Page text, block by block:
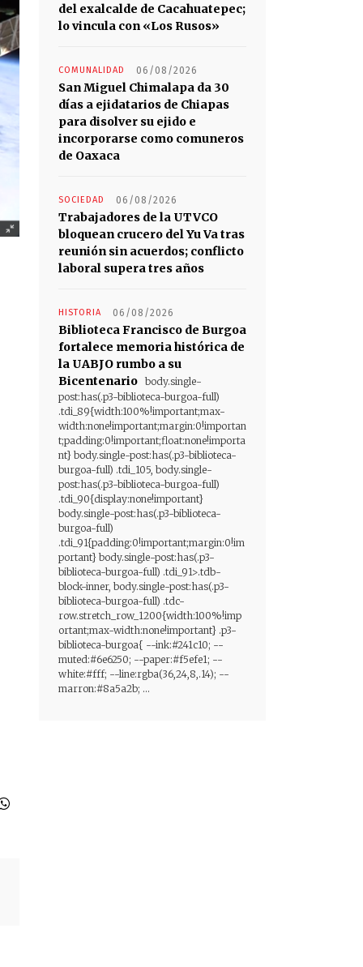
del exalcalde de Cacahuatepec;
lo vincula con «Los Rusos»
COMUNALIDAD 06/08/2026
San Miguel Chimalapa da 30
días a ejidatarios de Chiapas
para disolver su ejido e
incorporarse como comuneros
de Oaxaca
SOCIEDAD 06/08/2026
Trabajadores de la UTVCO
bloquean crucero del Yu Va tras
reunión sin acuerdos; conflicto
laboral supera tres años
HISTORIA 06/08/2026
Biblioteca Francisco de Burgoa
fortalece memoria histórica de
la UABJO rumbo a su
Bicentenario body.single-
post:has(.p3-biblioteca-burgoa-full)
.tdi_89{width:100%!important;max-
width:none!important;margin:0!importan
t;padding:0!important;float:none!importa
nt} body.single-post:has(.p3-biblioteca-
burgoa-full) .tdi_105, body.single-
post:has(.p3-biblioteca-burgoa-full)
.tdi_90{display:none!important}
body.single-post:has(.p3-biblioteca-
burgoa-full)
.tdi_91{padding:0!important;margin:0!im
portant} body.single-post:has(.p3-
biblioteca-burgoa-full) .tdi_91>.tdb-
block-inner, body.single-post:has(.p3-
biblioteca-burgoa-full) .tdc-
row.stretch_row_1200{width:100%!imp
ortant;max-width:none!important} .p3-
biblioteca-burgoa{ --ink:#241c10; --
muted:#6e6250; --paper:#f5efe1; --
white:#fff; --line:rgba(36,24,8,.14); --
marron:#8a5a2b; ...